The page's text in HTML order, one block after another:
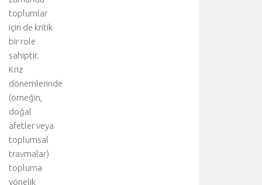
toplumlar
için de kritik
bir role
sahiptir.
Kriz
dönemlerinde
(örneğin,
doğal
afetler veya
toplumsal
travmalar)
topluma
yönelik